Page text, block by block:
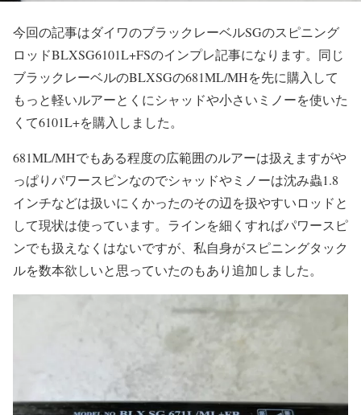
今回の記事はダイワのブラックレーベルSGのスピニング
ロッドBLXSG6101L+FSのインプレ記事になります。同じ
ブラックレーベルのBLXSGの681ML/MHを先に購入して
もっと軽いルアーとくにシャッドや小さいミノーを使いた
くて6101L+を購入しました。
681ML/MHでもある程度の広範囲のルアーは扱えますがや
っぱりパワースピンなのでシャッドやミノーは沈み蟲1.8
インチなどは扱いにくかったのその辺を扱やすいロッドと
して現状は使っています。ラインを細くすればパワースピ
ンでも扱えなくはないですが、私自身がスピニングタック
ルを数本欲しいと思っていたのもあり追加しました。